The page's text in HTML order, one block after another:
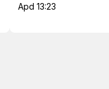
Apd 13:23